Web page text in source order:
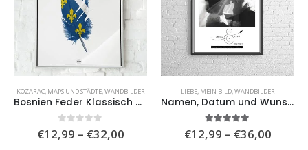
KOZARAC, MAPS UND STÄDTE,WANDBILDER
Bosnien Feder Klassisch – Weiß
0von 5
€12,99 – €32,00Preisspanne:
LIEBE, MEIN BILD,WANDBILDER
Namen, Datum und Wunschzeile
5.00 von 5
€12,99 – €36,00